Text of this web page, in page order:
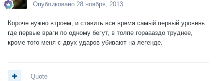
Опубликовано 28 ноября, 2013
Короче нужно втроем, и ставить все время самый первый уровень
где первые враги по одному бегут, в толпе гораааздо труднее,
кроме того меня с двух ударов убивают на легенде.
Quote